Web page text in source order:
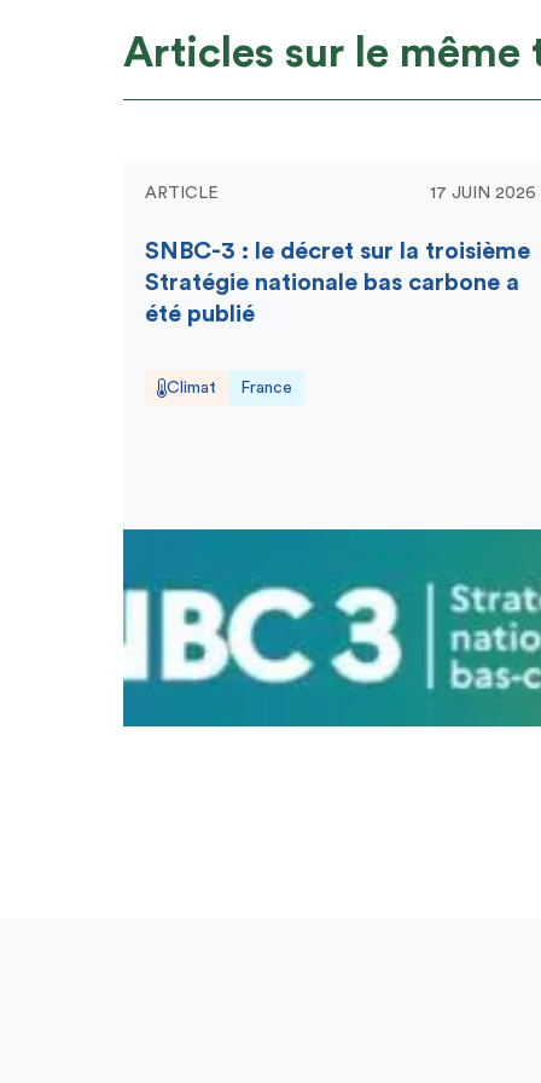
Articles sur le même
ARTICLE 17 JUIN 2026
SNBC-3 : le décret sur la troisième
Stratégie nationale bas carbone a
été publié
Climat France